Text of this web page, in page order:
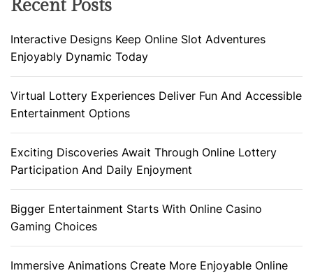
Recent Posts
Interactive Designs Keep Online Slot Adventures
Enjoyably Dynamic Today
Virtual Lottery Experiences Deliver Fun And Accessible
Entertainment Options
Exciting Discoveries Await Through Online Lottery
Participation And Daily Enjoyment
Bigger Entertainment Starts With Online Casino
Gaming Choices
Immersive Animations Create More Enjoyable Online